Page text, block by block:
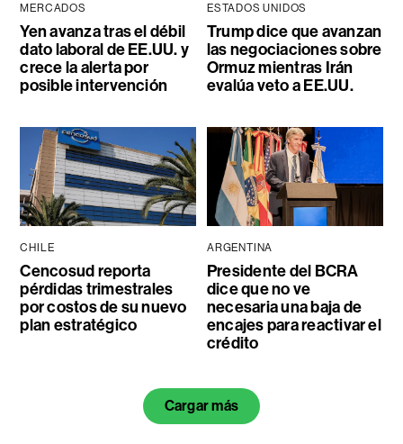
MERCADOS
Yen avanza tras el débil
dato laboral de EE.UU. y
crece la alerta por
posible intervención
ESTADOS UNIDOS
Trump dice que avanzan
las negociaciones sobre
Ormuz mientras Irán
evalúa veto a EE.UU.
CHILE
Cencosud reporta
pérdidas trimestrales
por costos de su nuevo
plan estratégico
ARGENTINA
Presidente del BCRA
dice que no ve
necesaria una baja de
encajes para reactivar el
crédito
Cargar más